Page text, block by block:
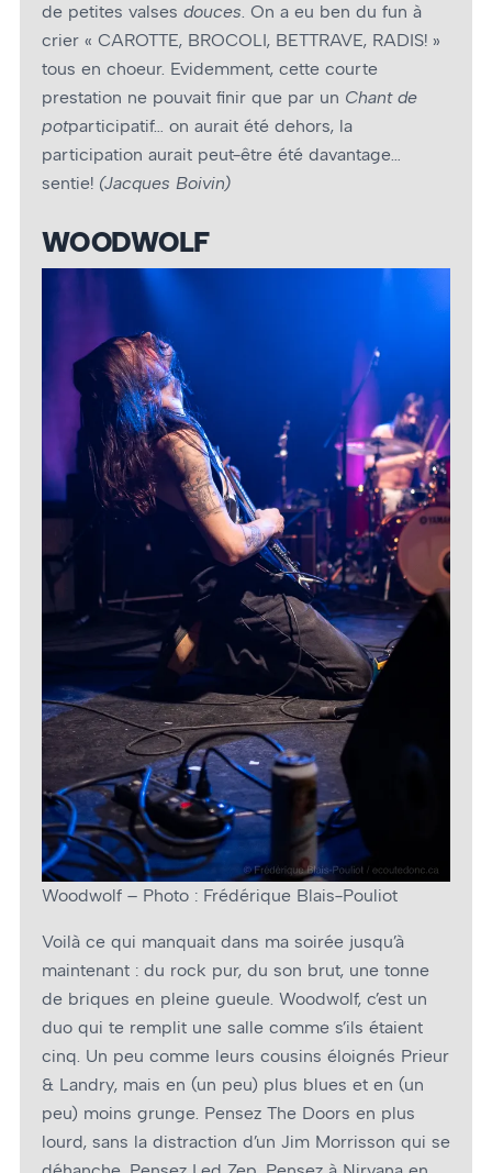
de petites valses douces. On a eu ben du fun à
crier « CAROTTE, BROCOLI, BETTRAVE, RADIS! »
tous en choeur. Evidemment, cette courte
prestation ne pouvait finir que par un Chant de
potparticipatif… on aurait été dehors, la
participation aurait peut-être été davantage…
sentie! (Jacques Boivin)
WOODWOLF
Woodwolf – Photo : Frédérique Blais-Pouliot
Voilà ce qui manquait dans ma soirée jusqu’à
maintenant : du rock pur, du son brut, une tonne
de briques en pleine gueule. Woodwolf, c’est un
duo qui te remplit une salle comme s’ils étaient
cinq. Un peu comme leurs cousins éloignés Prieur
& Landry, mais en (un peu) plus blues et en (un
peu) moins grunge. Pensez The Doors en plus
lourd, sans la distraction d’un Jim Morrisson qui se